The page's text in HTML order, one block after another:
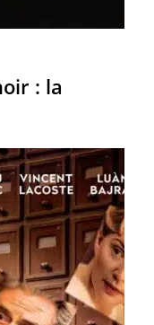
: la